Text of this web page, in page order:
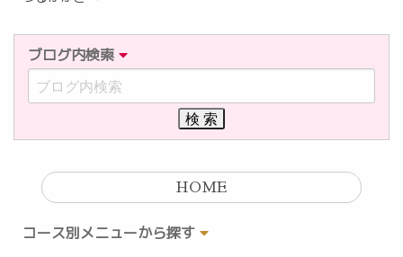
ブログ内検索
HOME
コース別メニューから探す